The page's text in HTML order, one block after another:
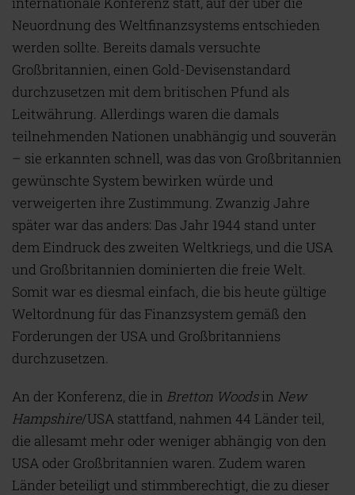
Neuordnung des Weltfinanzsystems entschieden
werden sollte. Bereits damals versuchte
Großbritannien, einen Gold-Devisenstandard
durchzusetzen mit dem britischen Pfund als
Leitwährung. Allerdings waren die damals
teilnehmenden Nationen unabhängig und souverän
– sie erkannten schnell, was das von Großbritannien
gewünschte System bewirken würde und
verweigerten ihre Zustimmung. Zwanzig Jahre
später war das anders: Das Jahr 1944 stand unter
dem Eindruck des zweiten Weltkriegs, und die USA
und Großbritannien dominierten die freie Welt.
Somit war es diesmal einfach, die bis heute gültige
Weltordnung für das Finanzsystem gemäß den
Forderungen der USA und Großbritanniens
durchzusetzen.
An der Konferenz, die in Bretton Woodsin New
Hampshire/USA stattfand, nahmen 44 Länder teil,
die allesamt mehr oder weniger abhängig von den
USA oder Großbritannien waren. Zudem waren
Länder beteiligt und stimmberechtigt, die zu dieser